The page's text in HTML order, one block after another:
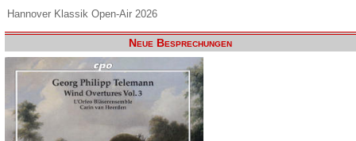
Hannover Klassik Open-Air 2026
Neue Besprechungen